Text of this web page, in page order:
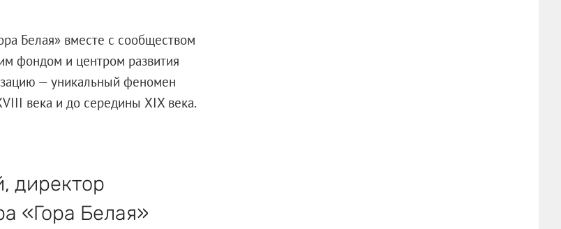
Белая» вместе с сообществом
фондом и центром развития
— уникальный феномен
века и до середины XIX века.
директор
«Гора Белая»